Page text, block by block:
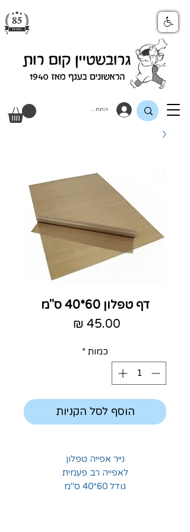
התחבר
דף טפלון 60*40 ס"מ
כמות *
הוסף לסל הקניות
נייר אפייה טפלון
לאפייה רב פעמית
גודל 60*40 ס"מ